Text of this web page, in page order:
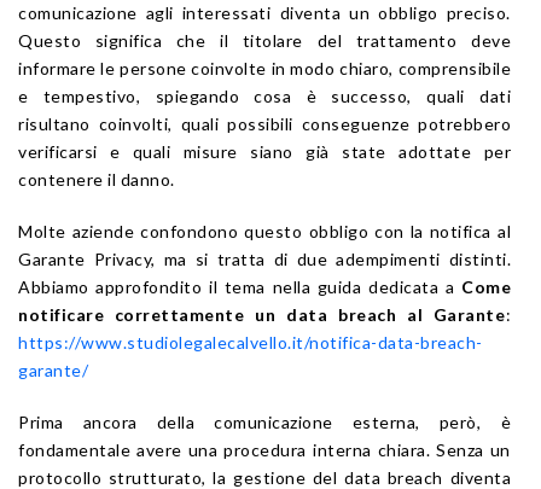
comunicazione agli interessati diventa un obbligo preciso.
Questo significa che il titolare del trattamento deve
informare le persone coinvolte in modo chiaro, comprensibile
e tempestivo, spiegando cosa è successo, quali dati
risultano coinvolti, quali possibili conseguenze potrebbero
verificarsi e quali misure siano già state adottate per
contenere il danno.
Molte aziende confondono questo obbligo con la notifica al
Garante Privacy, ma si tratta di due adempimenti distinti.
Abbiamo approfondito il tema nella guida dedicata a Come
notificare correttamente un data breach al Garante:
https://www.studiolegalecalvello.it/notifica-data-breach-
garante/
Prima ancora della comunicazione esterna, però, è
fondamentale avere una procedura interna chiara. Senza un
protocollo strutturato, la gestione del data breach diventa